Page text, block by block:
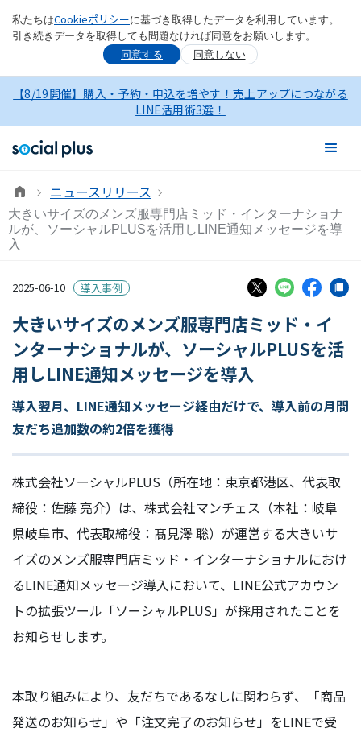
私たちはCookieポリシーに基づき取得したデータを利用しています。
引き続きデータを取得しても問題なければ同意をお願いします。
同意する
同意しない
【8/19開催】購入・予約・申込を増やす！売上アップにつながる
LINE活用術3選！
ニュースリリース
大きいサイズのメンズ服専門店ミッド・インターナショナ
ルが、ソーシャルPLUSを活用しLINE通知メッセージを導
入
2025-06-10 導入事例
大きいサイズのメンズ服専門店ミッド・イ
ンターナショナルが、ソーシャルPLUSを活
用しLINE通知メッセージを導入
導入翌月、LINE通知メッセージ経由だけで、導入前の月間
友だち追加数の約2倍を獲得
株式会社ソーシャルPLUS（所在地：東京都港区、代表取
締役：佐藤 亮介）は、株式会社マンチェス（本社：岐阜
県岐阜市、代表取締役：髙見澤 聡）が運営する大きいサ
イズのメンズ服専門店ミッド・インターナショナルにおけ
るLINE通知メッセージ導入において、LINE公式アカウン
トの拡張ツール「ソーシャルPLUS」が採用されたことを
お知らせします。
本取り組みにより、友だちであるなしに関わらず、「商品
発送のお知らせ」や「注文完了のお知らせ」をLINEで受